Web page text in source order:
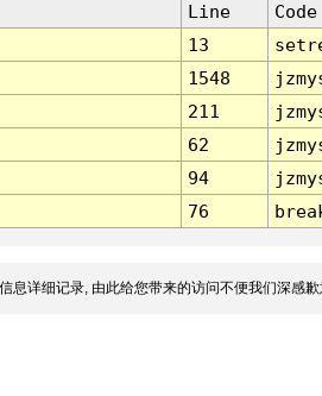
Line
Code
13
1548
211
62
94
76
息详细记录, 由此给您带来的访问不便我们深感歉